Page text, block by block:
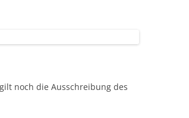
noch die Ausschreibung des